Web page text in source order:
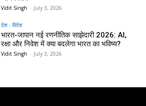
Vidit Singh - July 3, 2026
देश - विदेश
भारत-जापान नई रणनीतिक साझेदारी 2026: AI,
रक्षा और निवेश में क्या बदलेगा भारत का भविष्य?
Vidit Singh - July 3, 2026